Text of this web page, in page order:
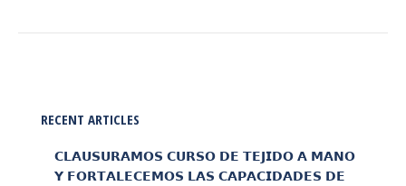
RECENT ARTICLES
𝗖𝗟𝗔𝗨𝗦𝗨𝗥𝗔𝗠𝗢𝗦 𝗖𝗨𝗥𝗦𝗢 𝗗𝗘 𝗧𝗘𝗝𝗜𝗗𝗢 𝗔 𝗠𝗔𝗡𝗢
𝗬 𝗙𝗢𝗥𝗧𝗔𝗟𝗘𝗖𝗘𝗠𝗢𝗦 𝗟𝗔𝗦 𝗖𝗔𝗣𝗔𝗖𝗜𝗗𝗔𝗗𝗘𝗦 𝗗𝗘